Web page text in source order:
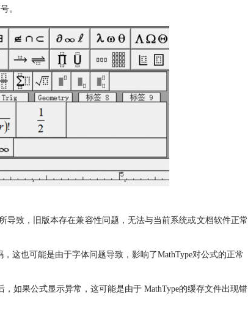
。
导致， 旧版本存在兼容性问题，无法与当前系统或文档软件正常
这也可能是由于字体问题导致，影响了MathType对公式的正常
如果公式显示异常，这可能是由于 MathType的缓存文件出现错